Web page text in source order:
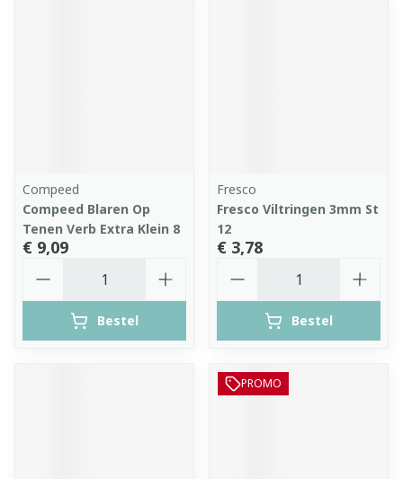
Compeed
Compeed Blaren Op
Tenen Verb Extra Klein 8
€ 9,09
Bestel
Fresco
Fresco Viltringen 3mm St
12
€ 3,78
Bestel
PROMO